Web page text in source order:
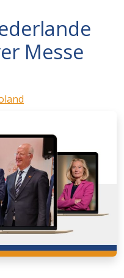
Messe